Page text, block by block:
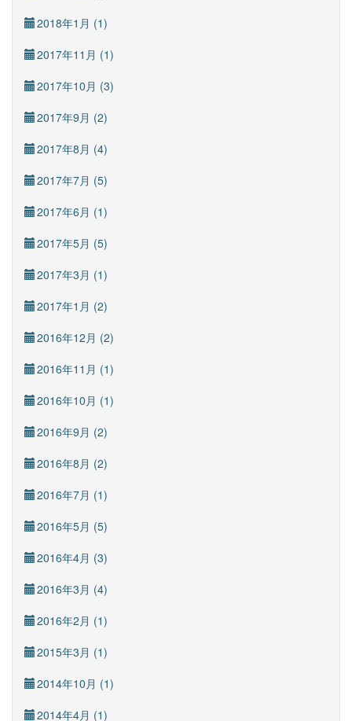
2018年1月 (1)
2017年11月 (1)
2017年10月 (3)
2017年9月 (2)
2017年8月 (4)
2017年7月 (5)
2017年6月 (1)
2017年5月 (5)
2017年3月 (1)
2017年1月 (2)
2016年12月 (2)
2016年11月 (1)
2016年10月 (1)
2016年9月 (2)
2016年8月 (2)
2016年7月 (1)
2016年5月 (5)
2016年4月 (3)
2016年3月 (4)
2016年2月 (1)
2015年3月 (1)
2014年10月 (1)
2014年4月 (1)